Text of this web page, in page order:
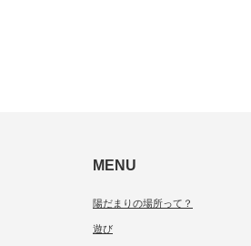
MENU
陽だまりの場所って？
遊び